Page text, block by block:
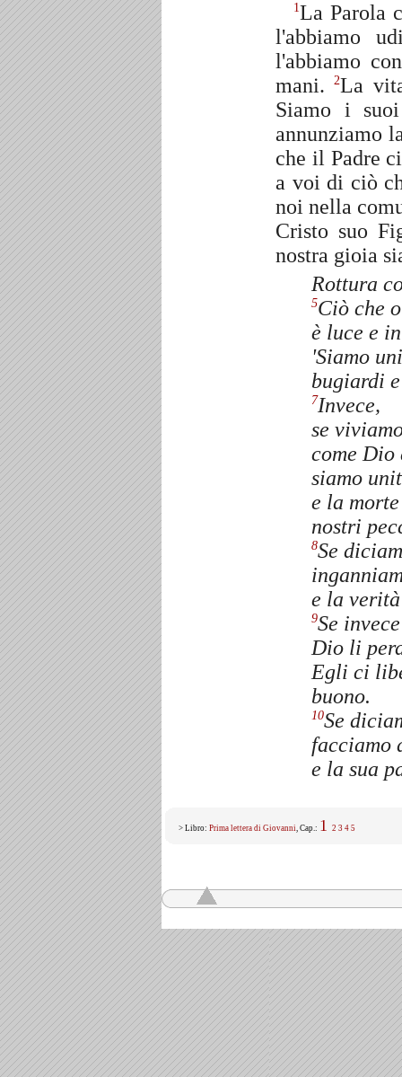
1La Parola
l'abbiamo
l'abbiamo
mani.2La
Siamo i
annunziamo
che il Padre
a voi di ciò
noi nella
Cristo suo
nostra gioia
Rottura
5Ciò che
è luce e
'Siamo
bugiardi
7Invece,
se
come Dio
siamo
e la
nostri
8Se
e la
9Se
Dio li
Egli ci
buono.
10Se
facciamo
e la sua
> Libro: Prima lettera di Giovanni, Cap.: 1 2 3 4 5